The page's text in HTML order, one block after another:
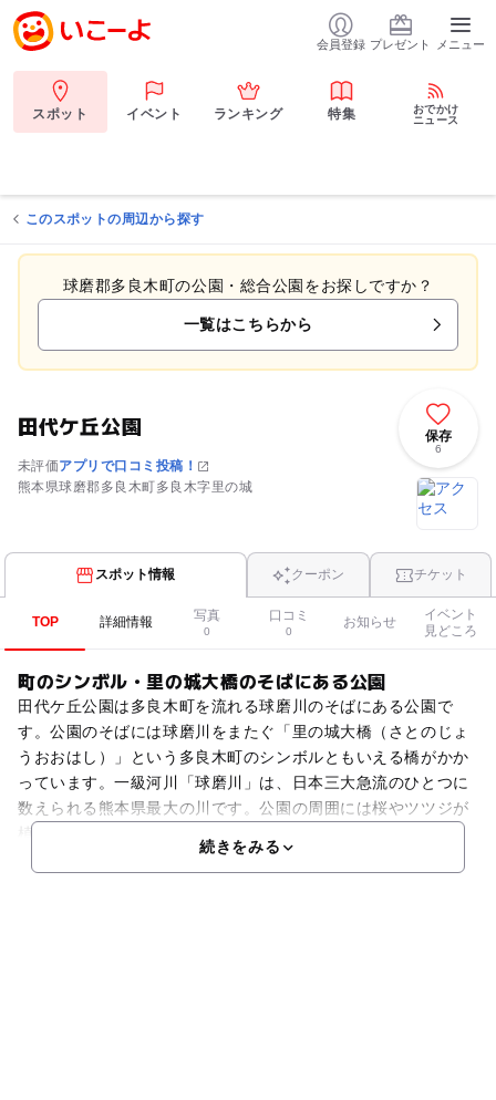
会員登録 プレゼント メニュー
スポット イベント ランキング 特集
おでかけ
ニュース
このスポットの周辺から探す
球磨郡多良木町の公園・総合公園をお探しですか？
一覧はこちらから
田代ケ丘公園
未評価アプリで口コミ投稿！
熊本県球磨郡多良木町多良木字里の城
保存
6
スポット情報 クーポン チケット
TOP 詳細情報 写真
0
口コミ
0
お知らせ
イベント
見どころ
町のシンボル・里の城大橋のそばにある公園
田代ケ丘公園は多良木町を流れる球磨川のそばにある公園で
す。公園のそばには球磨川をまたぐ「里の城大橋（さとのじょ
うおおはし）」という多良木町のシンボルともいえる橋がかか
っています。一級河川「球磨川」は、日本三大急流のひとつに
数えられる熊本県最大の川です。公園の周囲には桜やツツジが
続きをみる